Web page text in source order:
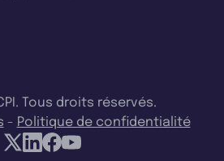
Tous droits réservés.
- Politique de confidentialité